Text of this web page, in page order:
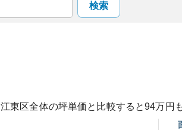
検索
江東区全体の坪単価と比較すると94万円